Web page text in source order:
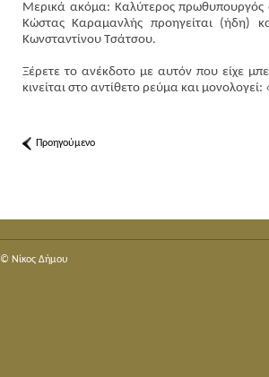
Μερικά ακόμα: Καλύτερος
Κώστας Καραμανλής προηγείται (ήδη)
Κωνσταντίνου Τσάτσου.
Ξέρετε το ανέκδοτο με αυτόν που είχε
κινείται στο αντίθετο ρεύμα και
Προηγούμενο
© Nίκος Δήμου